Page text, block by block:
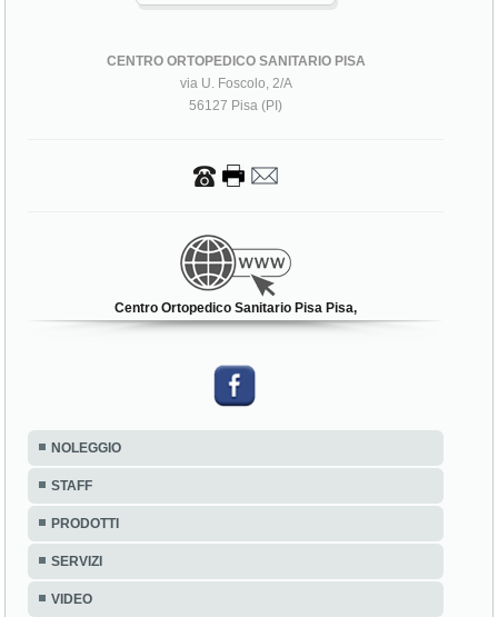
CENTRO ORTOPEDICO SANITARIO PISA
via U. Foscolo, 2/A
56127 Pisa (PI)
Centro Ortopedico Sanitario Pisa Pisa,
NOLEGGIO
STAFF
PRODOTTI
SERVIZI
VIDEO